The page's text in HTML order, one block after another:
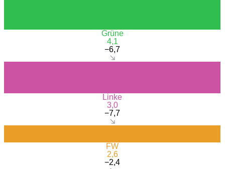
Grüne
4,1
−6,7
Linke
3,0
−7,7
FW
2,6
−2,4